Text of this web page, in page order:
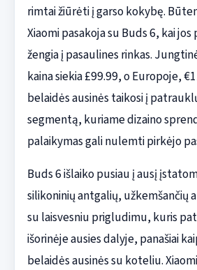
rimtai žiūrėti į garso kokybę.
Xiaomi pasakoja su Buds 6, kai jos
žengia į pasaulines rinkas.
kaina siekia £99.99, o Europoje,
belaidės ausinės taikosi į
segmentą, kuriame dizaino
palaikymas gali nulemti pirkėjo
Buds 6 išlaiko pusiau į ausį
silikoninių antgalių, užkemšančių
su laisvesniu prigludimu, kuris
išorinėje ausies dalyje, panašiai
belaidės ausinės su koteliu.